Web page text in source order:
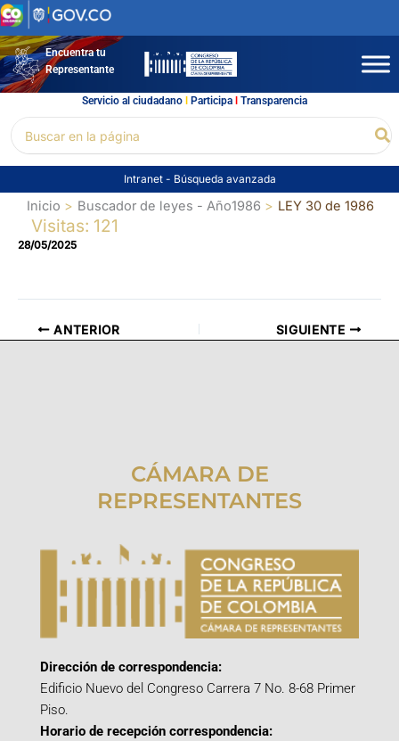
Ir
al
contenidoEncuentra tu
Representante
Servicio al ciudadano l Participal Transparencia
por:
Intranet - Búsqueda avanzada
Inicio Buscador de leyes - Año1986 LEY 30 de 1986
Visitas: 121
28/05/2025
ANTERIOR SIGUIENTE
CÁMARA DE
REPRESENTANTES
Dirección de correspondencia:
Edificio Nuevo del Congreso Carrera 7 No. 8-68 Primer
Piso.
Horario de recepción correspondencia: